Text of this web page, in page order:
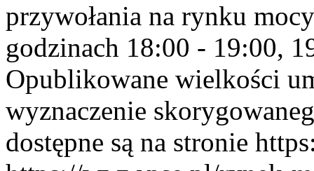
przywołania na rynku
godzinach 18:00 - 19:00,
Opublikowane wielkości
wyznaczenie
dostępne są na stronie